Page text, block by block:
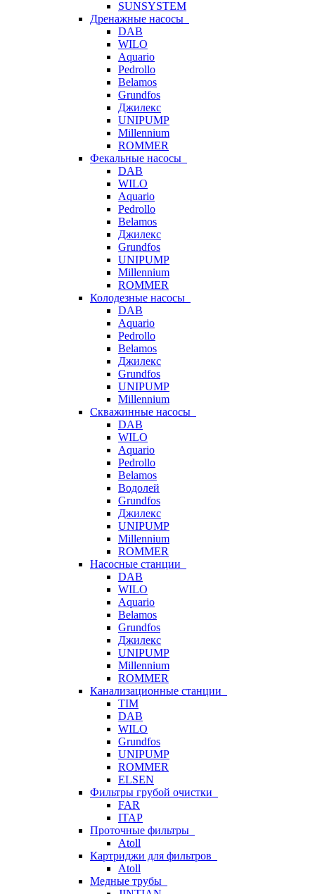
SUNSYSTEM
Дренажные насосы
DAB
WILO
Aquario
Pedrollo
Belamos
Grundfos
Джилекс
UNIPUMP
Millennium
ROMMER
Фекальные насосы
DAB
WILO
Aquario
Pedrollo
Belamos
Джилекс
Grundfos
UNIPUMP
Millennium
ROMMER
Колодезные насосы
DAB
Aquario
Pedrollo
Belamos
Джилекс
Grundfos
UNIPUMP
Millennium
Скважинные насосы
DAB
WILO
Aquario
Pedrollo
Belamos
Водолей
Grundfos
Джилекс
UNIPUMP
Millennium
ROMMER
Насосные станции
DAB
WILO
Aquario
Belamos
Grundfos
Джилекс
UNIPUMP
Millennium
ROMMER
Канализационные станции
TIM
DAB
WILO
Grundfos
UNIPUMP
ROMMER
ELSEN
Фильтры грубой очистки
FAR
ITAP
Проточные фильтры
Atoll
Картриджи для фильтров
Atoll
Медные трубы